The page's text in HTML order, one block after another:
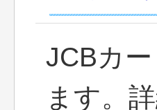
JCBカ
ます。